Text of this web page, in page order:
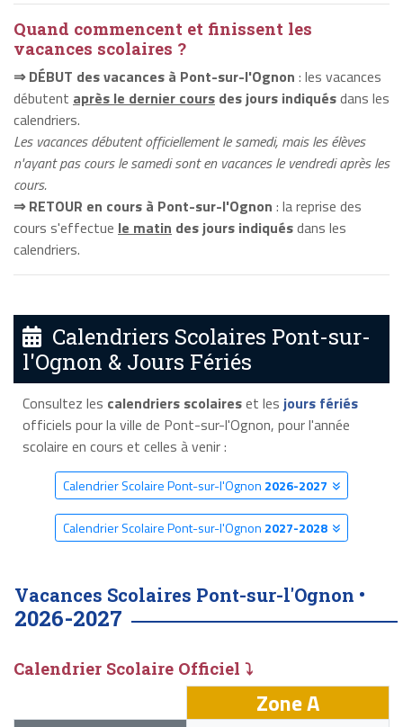
Quand commencent et finissent les
vacances scolaires ?
⇒ DÉBUT des vacances à Pont-sur-l'Ognon : les vacances
débutent après le dernier cours des jours indiquésdans les
calendriers.
Les vacances débutent officiellement le samedi, mais les élèves
n'ayant pas cours le samedi sont en vacances le vendredi après les
cours.
⇒ RETOUR en cours à Pont-sur-l'Ognon : la reprise des
cours s'effectue le matin des jours indiquésdans les
calendriers.
Calendriers Scolaires Pont-sur-
l'Ognon & Jours Fériés
Consultez les calendriers scolaireset les jours fériés
officiels pour la ville de Pont-sur-l'Ognon, pour l'année
scolaire en cours et celles à venir :
Calendrier Scolaire Pont-sur-l'Ognon 2026-2027
Calendrier Scolaire Pont-sur-l'Ognon 2027-2028
Vacances Scolaires Pont-sur-l'Ognon •
2026-2027
Calendrier Scolaire Officiel ⤵
Zone A